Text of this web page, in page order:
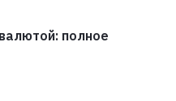
полное